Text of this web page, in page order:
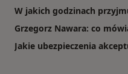
W jakich godzinach
Grzegorz Nawara: co
Jakie ubezpieczenia